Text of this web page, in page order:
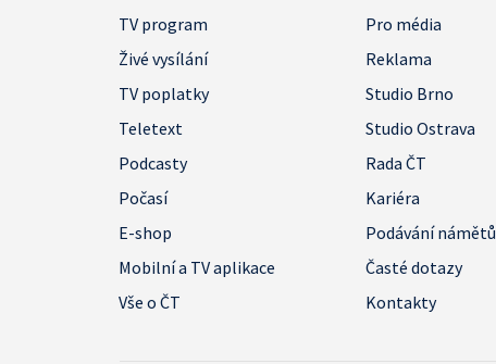
TV program
Pro média
Živé vysílání
Reklama
TV poplatky
Studio Brno
Teletext
Studio Ostrava
Podcasty
Rada ČT
Počasí
Kariéra
E-shop
Podávání námětů
Mobilní a TV aplikace
Časté dotazy
Vše o ČT
Kontakty